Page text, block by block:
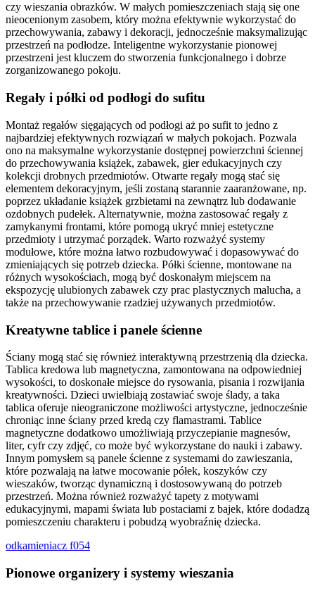
czy wieszania obrazków. W małych pomieszczeniach stają się one
nieocenionym zasobem, który można efektywnie wykorzystać do
przechowywania, zabawy i dekoracji, jednocześnie maksymalizując
przestrzeń na podłodze. Inteligentne wykorzystanie pionowej
przestrzeni jest kluczem do stworzenia funkcjonalnego i dobrze
zorganizowanego pokoju.
Regały i półki od podłogi do sufitu
Montaż regałów sięgających od podłogi aż po sufit to jedno z
najbardziej efektywnych rozwiązań w małych pokojach. Pozwala
ono na maksymalne wykorzystanie dostępnej powierzchni ściennej
do przechowywania książek, zabawek, gier edukacyjnych czy
kolekcji drobnych przedmiotów. Otwarte regały mogą stać się
elementem dekoracyjnym, jeśli zostaną starannie zaaranżowane, np.
poprzez układanie książek grzbietami na zewnątrz lub dodawanie
ozdobnych pudełek. Alternatywnie, można zastosować regały z
zamykanymi frontami, które pomogą ukryć mniej estetyczne
przedmioty i utrzymać porządek. Warto rozważyć systemy
modułowe, które można łatwo rozbudowywać i dopasowywać do
zmieniających się potrzeb dziecka. Półki ścienne, montowane na
różnych wysokościach, mogą być doskonałym miejscem na
ekspozycję ulubionych zabawek czy prac plastycznych malucha, a
także na przechowywanie rzadziej używanych przedmiotów.
Kreatywne tablice i panele ścienne
Ściany mogą stać się również interaktywną przestrzenią dla dziecka.
Tablica kredowa lub magnetyczna, zamontowana na odpowiedniej
wysokości, to doskonałe miejsce do rysowania, pisania i rozwijania
kreatywności. Dzieci uwielbiają zostawiać swoje ślady, a taka
tablica oferuje nieograniczone możliwości artystyczne, jednocześnie
chroniąc inne ściany przed kredą czy flamastrami. Tablice
magnetyczne dodatkowo umożliwiają przyczepianie magnesów,
liter, cyfr czy zdjęć, co może być wykorzystane do nauki i zabawy.
Innym pomysłem są panele ścienne z systemami do zawieszania,
które pozwalają na łatwe mocowanie półek, koszyków czy
wieszaków, tworząc dynamiczną i dostosowywaną do potrzeb
przestrzeń. Można również rozważyć tapety z motywami
edukacyjnymi, mapami świata lub postaciami z bajek, które dodadzą
pomieszczeniu charakteru i pobudzą wyobraźnię dziecka.
odkamieniacz f054
Pionowe organizery i systemy wieszania